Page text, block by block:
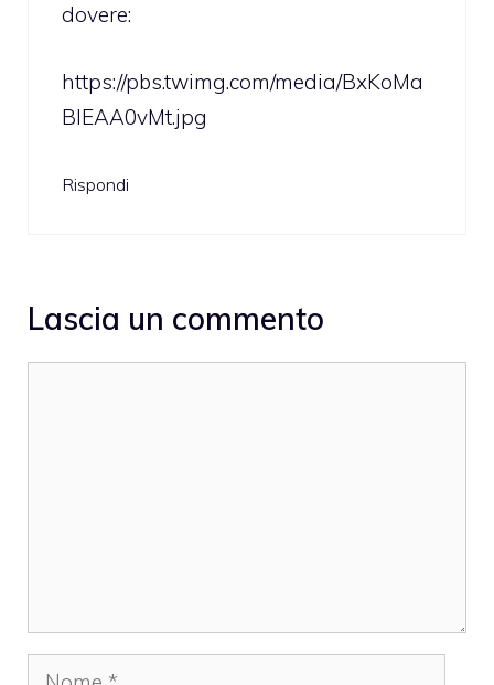
dovere:
https://pbs.twimg.com/media/BxKoMa
BIEAA0vMt.jpg
Rispondi
Lascia un commento
Nome